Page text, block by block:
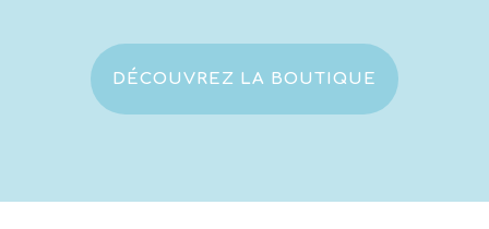
DÉCOUVREZ LA BOUTIQUE